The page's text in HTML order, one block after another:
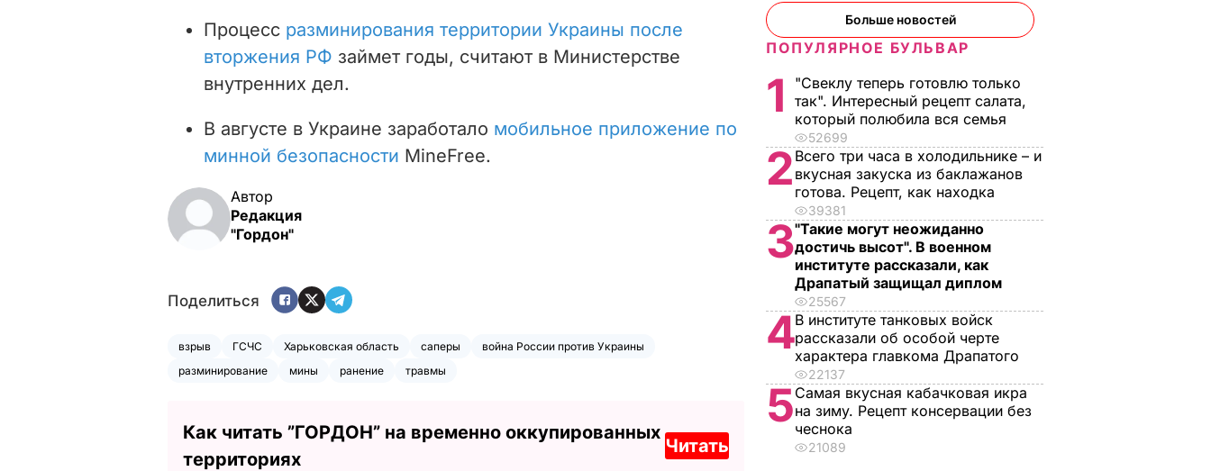
Процесс разминирования территории Украины после
вторжения РФ займет годы, считают в Министерстве
внутренних дел.
В августе в Украине заработало мобильное приложение по
минной безопасности MineFree.
Автор
Редакция
"Гордон"
Поделиться
взрыв ГСЧС Харьковская область саперы
война России против Украины
разминирование
мины ранение травмы
Как читать ”ГОРДОН” на временно оккупированных
территориях
Читать
Больше новостей
ПОПУЛЯРНОЕ БУЛЬВАР
1
"Свеклу теперь готовлю только
так". Интересный рецепт салата,
который полюбила вся семья
52699
2 Всего три часа в холодильнике – и
вкусная закуска из баклажанов
готова. Рецепт, как находка
39381
3"Такие могут неожиданно
достичь высот". В военном
институте рассказали, как
Драпатый защищал диплом
25567
4В институте танковых войск
рассказали об особой черте
характера главкома Драпатого
22137
5Самая вкусная кабачковая икра
на зиму. Рецепт консервации без
чеснока
21089